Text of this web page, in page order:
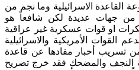
القاعدة الاسرائيلية وما نجم من
جهات عديدة لكن شافعاً هو
او قوات عسكرية غير عراقية
القوات الأمريكية والاسرائيلية
تسريب أخبار مفادها عن قاعدة
النجف والمضحك فقد خرج تصريح